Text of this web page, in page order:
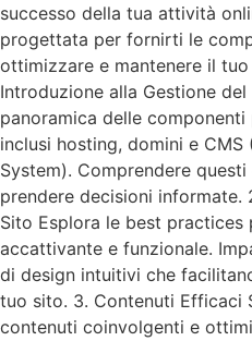
successo della tua attività
progettata per fornirti le
ottimizzare e mantenere il
Introduzione alla Gestione
panoramica delle
inclusi hosting, domini e CMS
System). Comprendere
prendere decisioni informate.
Sito Esplora le best
accattivante e funzionale.
di design intuitivi che
tuo sito. 3. Contenuti Efficaci
contenuti coinvolgenti e